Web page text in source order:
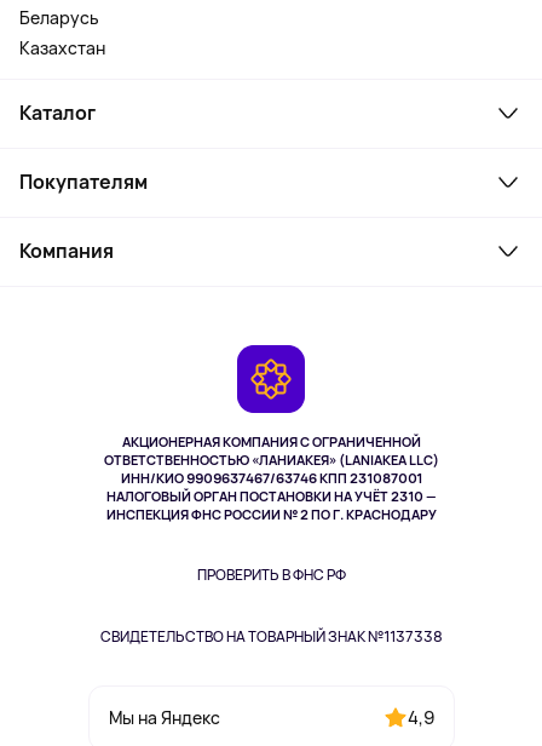
АКЦИОНЕРНАЯ КОМПАНИЯ С ОГРАНИЧЕННОЙ
ОТВЕТСТВЕННОСТЬЮ «ЛАНИАКЕЯ» (LANIAKEA LLC)
ИНН/КИО 9909637467/63746 КПП 231087001
НАЛОГОВЫЙ ОРГАН ПОСТАНОВКИ НА УЧЁТ 2310 —
ИНСПЕКЦИЯ ФНС РОССИИ № 2 ПО Г. КРАСНОДАРУ
ПРОВЕРИТЬ В ФНС РФ
СВИДЕТЕЛЬСТВО НА ТОВАРНЫЙ ЗНАК №1137338
Мы на Яндекс 4,9
Беларусь
Казахстан
Каталог
Ноутбуки, мониторы, VR
Косметика и уход
Здоровье питомцев
Одежда и аксессуары
Покупателям
Как заказать
Компания